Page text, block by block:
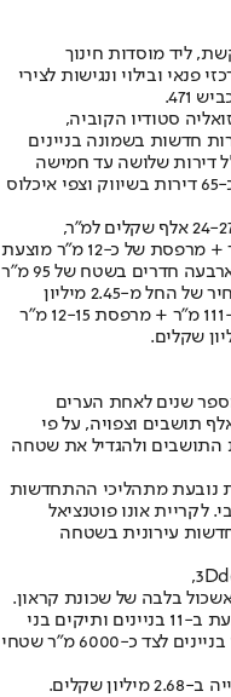
ליד מוסדות חינוך
פנאי ובילוי ונגישות לצירי
סטודיו הקוביה,
סוף רוטשילד כולל 300 דירות חדשות בשמונה בניינים
דירות שלושה עד חמישה
חדרים ומיני פטנהאוזים. נכון להיום נותרו כ-65 דירות בשיווק וצפי איכלוס
.כמה יעלה הדירות משווקות במחיר של כ-24-27 אלף שקלים למ"ר,
כשדירת שלושה חדרים בשטח של כ-70 מ"ר + מרפסת של כ-12 מ"ר מוצעת
במחיר של החל מ-2.1 מיליון שקלים. דירת ארבעה חדרים בשטח של 95 מ"ר
+ מרפסת של כ-12 מ"ר מוצעת למכירה במחיר של החל מ-2.45 מיליון
שקלים. דירות חמישה חדרים בשטח כ-111-125 מ"ר + מרפסת 12-15 מ"ר
שנים לאחת הערים
בישראל. היא מונה כיום כ-43 אלף תושבים וצפויה, על פי
התושבים ולהגדיל את שטחה
נובעת מתהליכי ההתחדשות
לקריית אונו פוטנציאל
התחדשות עירונית בשטחה
בלבה של שכונת קראון.
הוא כולל פינוי 232 משפחות, המתגוררות כעת ב-11 בניינים ותיקים בני
ארבע קומות, ובמקומם יבנו 760 יח"ד ב-10 בניינים לצד כ-6000 מ"ר שטחי
שקלים.